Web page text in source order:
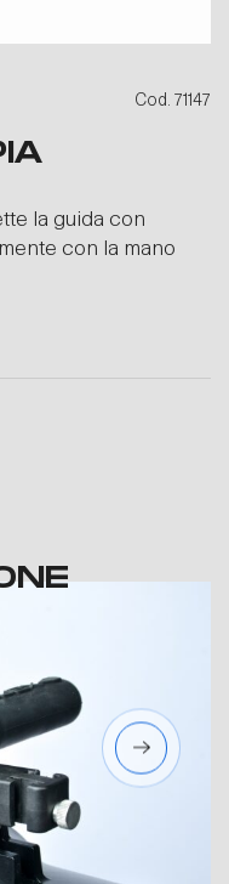
Cod. 71147
la guida con
con la mano